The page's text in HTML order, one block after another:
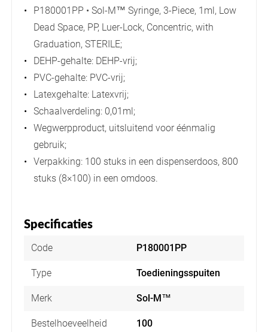
P180001PP • Sol-M™ Syringe, 3-Piece, 1ml, Low
Dead Space, PP, Luer-Lock, Concentric, with
Graduation, STERILE;
DEHP-gehalte: DEHP-vrij;
PVC-gehalte: PVC-vrij;
Latexgehalte: Latexvrij;
Schaalverdeling: 0,01ml;
Wegwerpproduct, uitsluitend voor éénmalig
gebruik;
Verpakking: 100 stuks in een dispenserdoos, 800
stuks (8×100) in een omdoos.
Specificaties
Code P180001PP
Type Toedieningsspuiten
Merk Sol-M™
Bestelhoeveelheid 100